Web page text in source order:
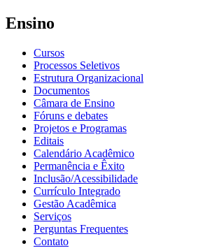
Ensino
Cursos
Processos Seletivos
Estrutura Organizacional
Documentos
Câmara de Ensino
Fóruns e debates
Projetos e Programas
Editais
Calendário Acadêmico
Permanência e Êxito
Inclusão/Acessibilidade
Currículo Integrado
Gestão Acadêmica
Serviços
Perguntas Frequentes
Contato